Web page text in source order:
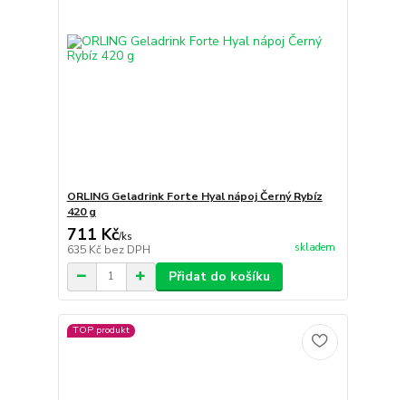
ORLING Geladrink Forte Hyal nápoj Černý Rybíz
420 g
711 Kč/ks
635 Kč bez DPH skladem
Přidat do košíku
TOP produkt